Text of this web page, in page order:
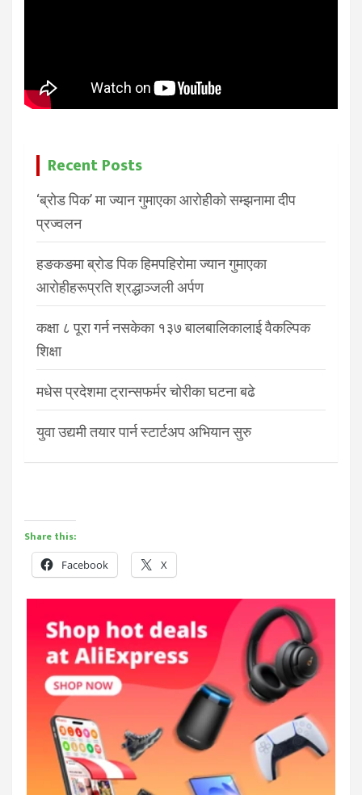
Recent Posts
‘ब्रोड पिक’ मा ज्यान गुमाएका आरोहीको सम्झनामा दीप
प्रज्वलन
हङकङमा ब्रोड पिक हिमपहिरोमा ज्यान गुमाएका
आरोहीहरूप्रति श्रद्धाञ्जली अर्पण
कक्षा ८ पूरा गर्न नसकेका १३७ बालबालिकालाई वैकल्पिक
शिक्षा
मधेस प्रदेशमा ट्रान्सफर्मर चोरीका घटना बढे
युवा उद्यमी तयार पार्न स्टार्टअप अभियान सुरु
Share this:
Facebook X